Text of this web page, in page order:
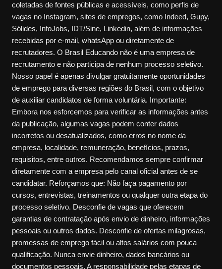
coletadas de fontes públicas e acessíveis, como perfis de
vagas no Instagram, sites de empregos, como Indeed, Gupy,
Sólides, InfoJobs, IDT/Sine, Linkedin, além de informações
recebidas por e-mail, whatsApp ou diretamente de
recrutadores. O Brasil Educando não é uma empresa de
recrutamento e não participa de nenhum processo seletivo.
Nosso papel é apenas divulgar gratuitamente oportunidades
de emprego para diversas regiões do Brasil, com o objetivo
de auxiliar candidatos de forma voluntária. Importante:
Embora nos esforcemos para verificar as informações antes
da publicação, algumas vagas podem conter dados
incorretos ou desatualizados, como erros no nome da
empresa, localidade, remuneração, benefícios, prazos,
requisitos, entre outros. Recomendamos sempre confirmar
diretamente com a empresa pelo canal oficial antes de se
candidatar. Reforçamos que: Não faça pagamento por
cursos, entrevistas, treinamentos ou qualquer outra etapa do
processo seletivo. Desconfie de vagas que oferecem
garantias de contratação após envio de dinheiro, informações
pessoais ou outros dados. Desconfie de ofertas milagrosas,
promessas de emprego fácil ou altos salários com pouca
qualificação. Nunca envie dinheiro, dados bancários ou
documentos pessoais. A responsabilidade pelas etapas de